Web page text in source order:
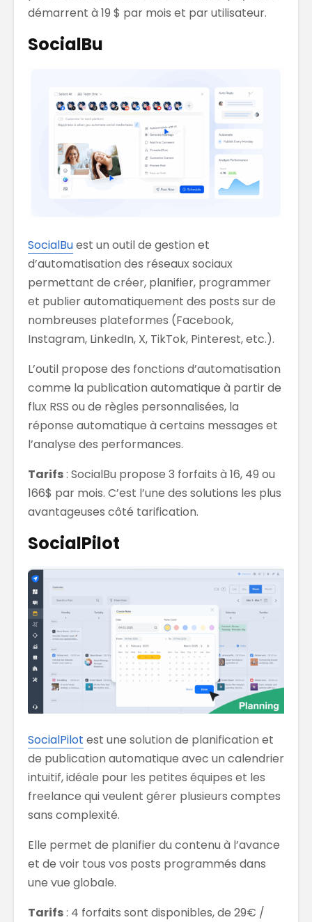
démarrent à 19 $ par mois et par utilisateur.
SocialBu
SocialBuest un outil de gestion et
d’automatisation des réseaux sociaux
permettant de créer, planifier, programmer
et publier automatiquement des posts sur de
nombreuses plateformes (Facebook,
Instagram, LinkedIn, X, TikTok, Pinterest, etc.).
L’outil propose des fonctions d’automatisation
comme la publication automatique à partir de
flux RSS ou de règles personnalisées, la
réponse automatique à certains messages et
l’analyse des performances.
Tarifs: SocialBu propose 3 forfaits à 16, 49 ou
166$ par mois. C’est l’une des solutions les plus
avantageuses côté tarification.
SocialPilot
SocialPilot est une solution de planification et
de publication automatique avec un calendrier
intuitif, idéale pour les petites équipes et les
freelance qui veulent gérer plusieurs comptes
sans complexité.
Elle permet de planifier du contenu à l’avance
et de voir tous vos posts programmés dans
une vue globale.
Tarifs: 4 forfaits sont disponibles, de 29€ /